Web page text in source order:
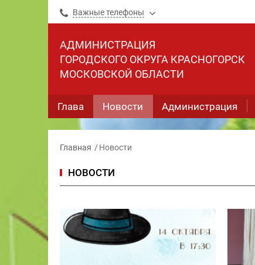
Важные телефоны
АДМИНИСТРАЦИЯ
ГОРОДСКОГО ОКРУГА КРАСНОГОРСК
МОСКОВСКОЙ ОБЛАСТИ
Глава Новости Администрация
Главная Новости
НОВОСТИ